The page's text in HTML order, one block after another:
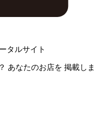
タルサイト
あなたのお店を 掲載しま